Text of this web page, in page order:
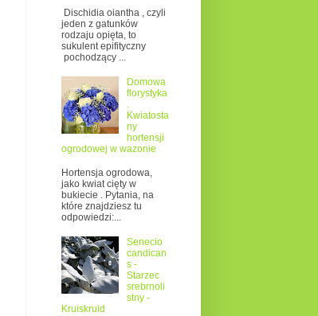
Dischidia oiantha , czyli
jeden z gatunków
rodzaju opięta, to
sukulent epifityczny
pochodzący ...
Domowa
florystyka
.
Kwiatosta
ny
hortensji
ogrodowej w wazonie
Hortensja ogrodowa,
jako kwiat cięty w
bukiecie . Pytania, na
które znajdziesz tu
odpowiedzi:...
Senecio
candican
s -
Starzec
srebrnoli
stny -
Kruiskruid